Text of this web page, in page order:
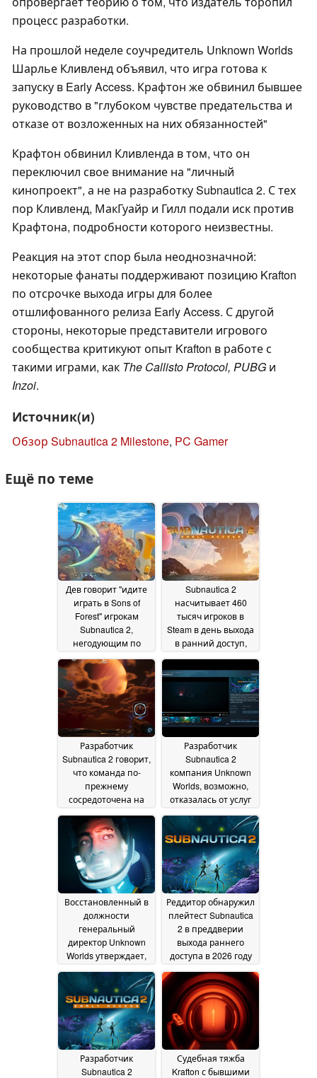
процесс разработки.
На прошлой неделе соучредитель Unknown Worlds
Шарлье Кливленд объявил, что игра готова к
запуску в Early Access. Крафтон же обвинил бывшее
руководство в "глубоком чувстве предательства и
отказе от возложенных на них обязанностей"
Крафтон обвинил Кливленда в том, что он
переключил свое внимание на "личный
кинопроект", а не на разработку Subnautica 2. С тех
пор Кливленд, МакГуайр и Гилл подали иск против
Крафтона, подробности которого неизвестны.
Реакция на этот спор была неоднозначной:
некоторые фанаты поддерживают позицию Krafton
по отсрочке выхода игры для более
отшлифованного релиза Early Access. С другой
стороны, некоторые представители игрового
сообщества критикуют опыт Krafton в работе с
такими играми, как The Callisto Protocol, PUBG и
Inzoi.
Источник(и)
Обзор Subnautica 2 Milestone, PC Gamer
Ещё по теме
Дев говорит "идите
играть в Sons of
Forest" игрокам
Subnautica 2,
негодующим по
поводу отсутствия
оружия
23 May 2026
Subnautica 2
насчитывает 460
тысяч игроков в
Steam в день выхода
в ранний доступ,
опережая AAA-игры
15 May 2026
Разработчик
Subnautica 2 говорит,
что команда по-
прежнему
сосредоточена на
"Лучшем опыте
Subnautica",
несмотря на
трудности
07 May 2026
Разработчик
Subnautica 2
компания Unknown
Worlds, возможно,
отказалась от услуг
Krafton как издателя
в Steam, Epic и Xbox
15 April 2026
Восстановленный в
должности
генеральный
директор Unknown
Worlds утверждает,
что компания Krafton
нарушила решение
суда, разгласив
информацию о
стартовом окне
Subnautica 2 "по
злобе21 March 2026
Реддитор обнаружил
плейтест Subnautica
2 в преддверии
выхода раннего
доступа в 2026 году
07 September 2025
Разработчик
Subnautica 2
Судебная тяжба
Krafton с бывшими